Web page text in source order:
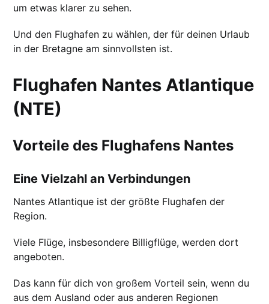
um etwas klarer zu sehen.
Und den Flughafen zu wählen, der für deinen Urlaub
in der Bretagne am sinnvollsten ist.
Flughafen Nantes Atlantique
(NTE)
Vorteile des Flughafens Nantes
Eine Vielzahl an Verbindungen
Nantes Atlantique ist der größte Flughafen der
Region.
Viele Flüge, insbesondere Billigflüge, werden dort
angeboten.
Das kann für dich von großem Vorteil sein, wenn du
aus dem Ausland oder aus anderen Regionen